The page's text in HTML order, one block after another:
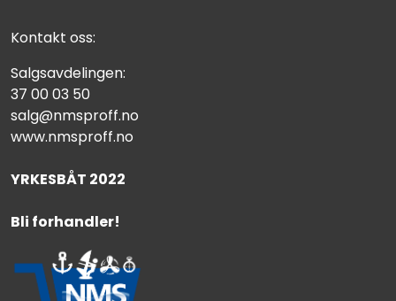
Kontakt oss:
Salgsavdelingen:
37 00 03 50
salg@nmsproff.no
www.nmsproff.no
YRKESBÅT 2022
Bli forhandler!